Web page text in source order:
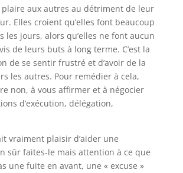
aux autres au détriment de leur
Elles croient qu’elles font beaucoup
les jours, alors qu’elles ne font aucun
de leurs buts à long terme. C’est la
de se sentir frustré et d’avoir de la
les autres. Pour remédier à cela,
non, à vous affirmer et à négocier
d’exécution, délégation,
vraiment plaisir d’aider une
sûr faites-le mais attention à ce que
une fuite en avant, une « excuse »